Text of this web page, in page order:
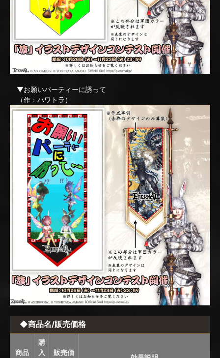
▼お願いパーティーに誘って
（作：ハワトラ）
◆商品名/販売価格
商品
購
入
販売価